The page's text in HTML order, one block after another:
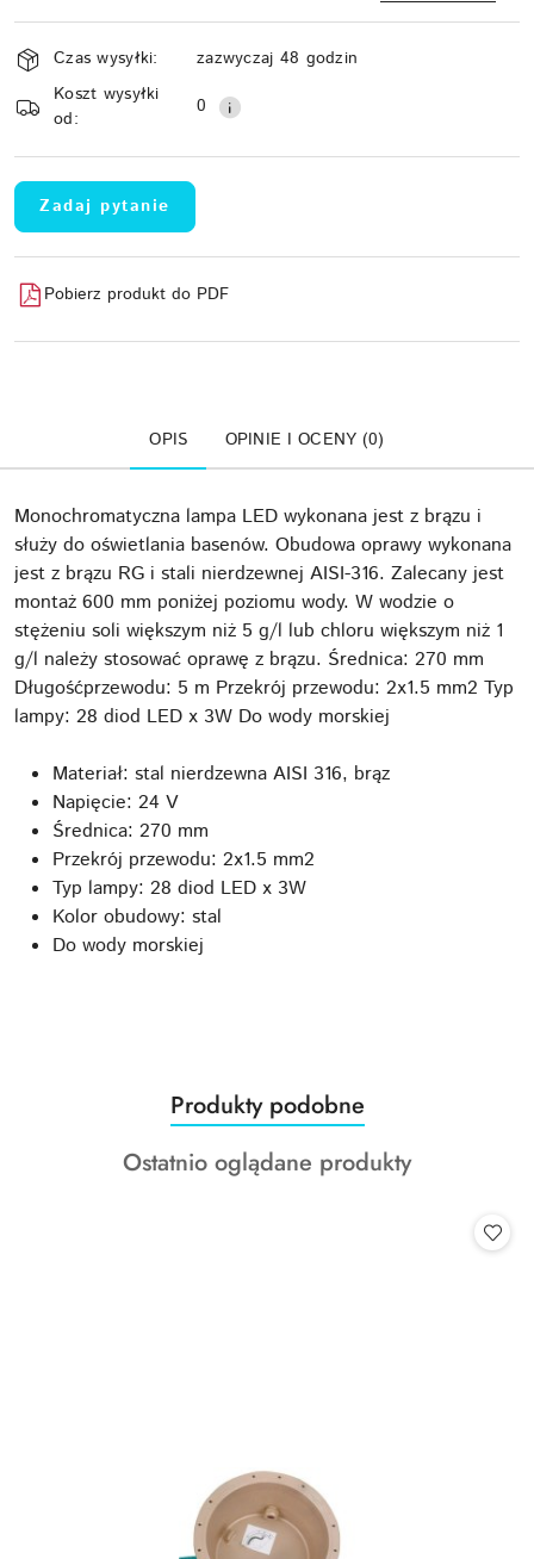
Wyślij
Dostępność
i
dostawa
Czas wysyłki:
zazwyczaj 48 godzin
Koszt wysyłki
od:
0
Zadaj pytanie
Pobierz produkt do PDF
OPIS OPINIE I OCENY (0)
Monochromatyczna lampa LED wykonana jest z brązu i
służy do oświetlania basenów. Obudowa oprawy wykonana
jest z brązu RG i stali nierdzewnej AISI-316. Zalecany jest
montaż 600 mm poniżej poziomu wody. W wodzie o
stężeniu soli większym niż 5 g/l lub chloru większym niż 1
g/l należy stosować oprawę z brązu. Średnica: 270 mm
Długośćprzewodu: 5 m Przekrój przewodu: 2x1.5 mm2 Typ
lampy: 28 diod LED x 3W Do wody morskiej
Materiał: stal nierdzewna AISI 316, brąz
Napięcie: 24 V
Średnica: 270 mm
Przekrój przewodu: 2x1.5 mm2
Typ lampy: 28 diod LED x 3W
Kolor obudowy: stal
Do wody morskiej
Pomiń karuzelę produktów
Produkty
o
statusie:
Produkty podobne
Produkty
Ostatnio oglądane produkty